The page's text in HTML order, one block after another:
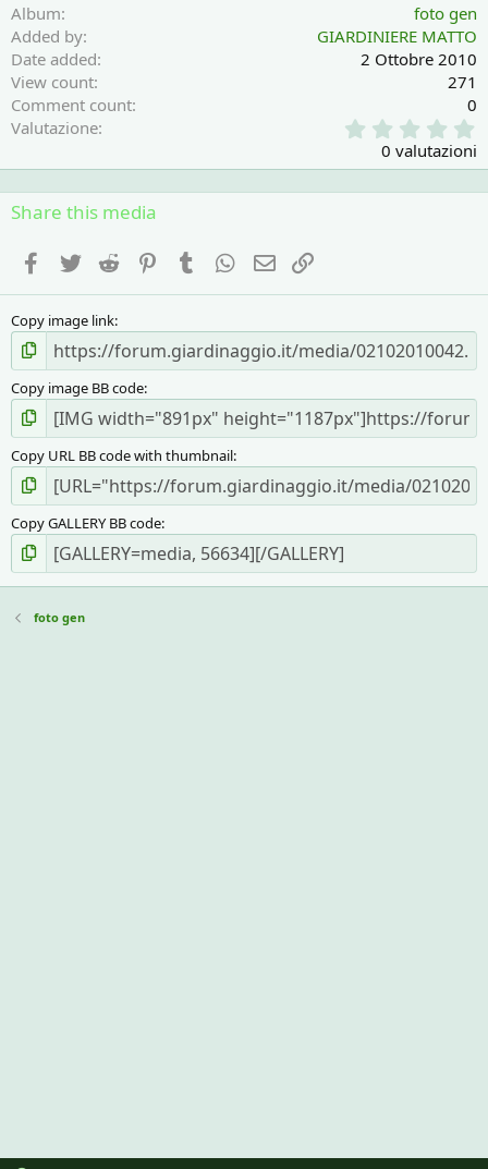
Album
foto gen
Added by
GIARDINIERE MATTO
Date added
2 Ottobre 2010
View count
271
Comment count
0
Valutazione
0
0
a
)
0 valutazioni
Share this media
Facebook
Twitter Reddit PinterestTumblr WhatsApp
e-mail
Copy image link
Copy image BB code
Copy URL BB code with thumbnail
Copy GALLERY BB code
foto gen